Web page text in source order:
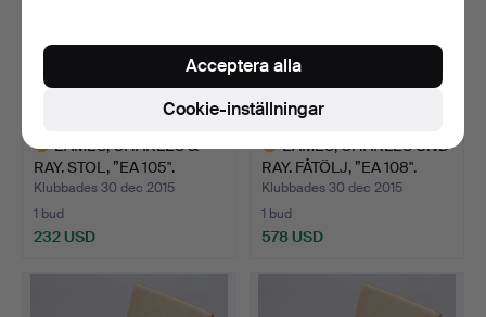
EAMES, CHARLES &
RAY. STOL, ”EA 105".
Klubbades 30 dec 2015
1 bud
232 USD
EAMES, CHARLES UND
RAY. FÅTÖLJ, ”EA 108".
Klubbades 30 dec 2015
1 bud
578 USD
Cookie-inställningar
Acceptera alla